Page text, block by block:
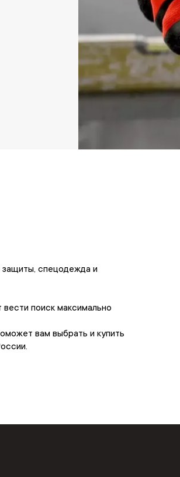
защиты, спецодежда и
поиск максимально
вам выбрать и купить